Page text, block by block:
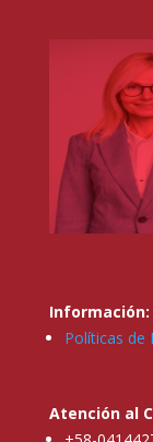
Información:
Políticas de
Atención al